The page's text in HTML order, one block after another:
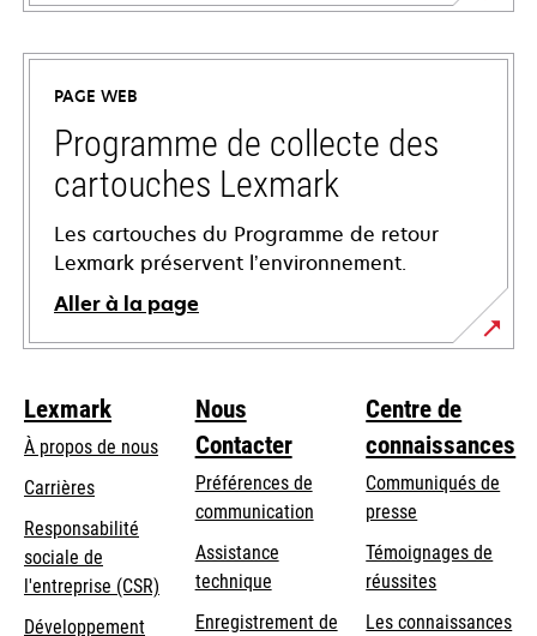
s’ouvre
dans
nouvel
onglet
PAGE WEB
Programme de collecte des
cartouches Lexmark
Les cartouches du Programme de retour
Lexmark préservent l’environnement.
Aller à la page
Lexmark
À propos de nous
Carrières
s’ouvre
dans
un
nouvel
Responsabilité
sociale de
l'entreprise (CSR) s’ouvre
Développement
Nous
Contacter
Préférences de
communication
s’ouvre
dans
un
Assistance
techniques’ouvre
Enregistrement de
Centre de
connaissances
Communiqués de
presse
Témoignages de
réussites
Les connaissances